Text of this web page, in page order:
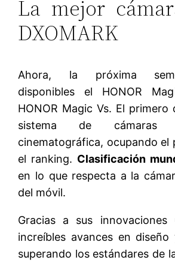
La mejor
DXOMARK
Ahora, la próxima
disponibles el HONOR
HONOR Magic Vs. El primero
sistema de cámaras
cinematográfica, ocupando el
el ranking. Clasificación
en lo que respecta a la
del móvil.
Gracias a sus innovaciones
increíbles avances en diseño
superando los estándares de